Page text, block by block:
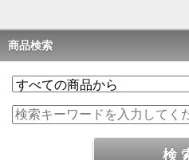
商品検索